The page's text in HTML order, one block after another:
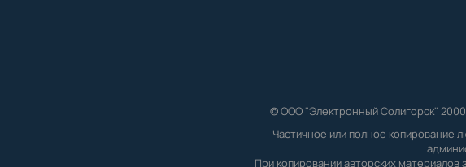
© ООО "Электронный Солигорск"
Частичное или полное копирование
При копировании авторских